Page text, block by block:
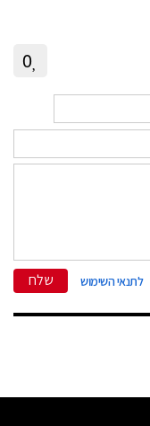
0
לתנאי השימוש שלח